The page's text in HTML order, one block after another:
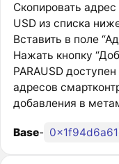
Скопировать
USD из списка
Вставить в поле
Нажать кнопку
PARAUSD
адресов
добавления в
Base-